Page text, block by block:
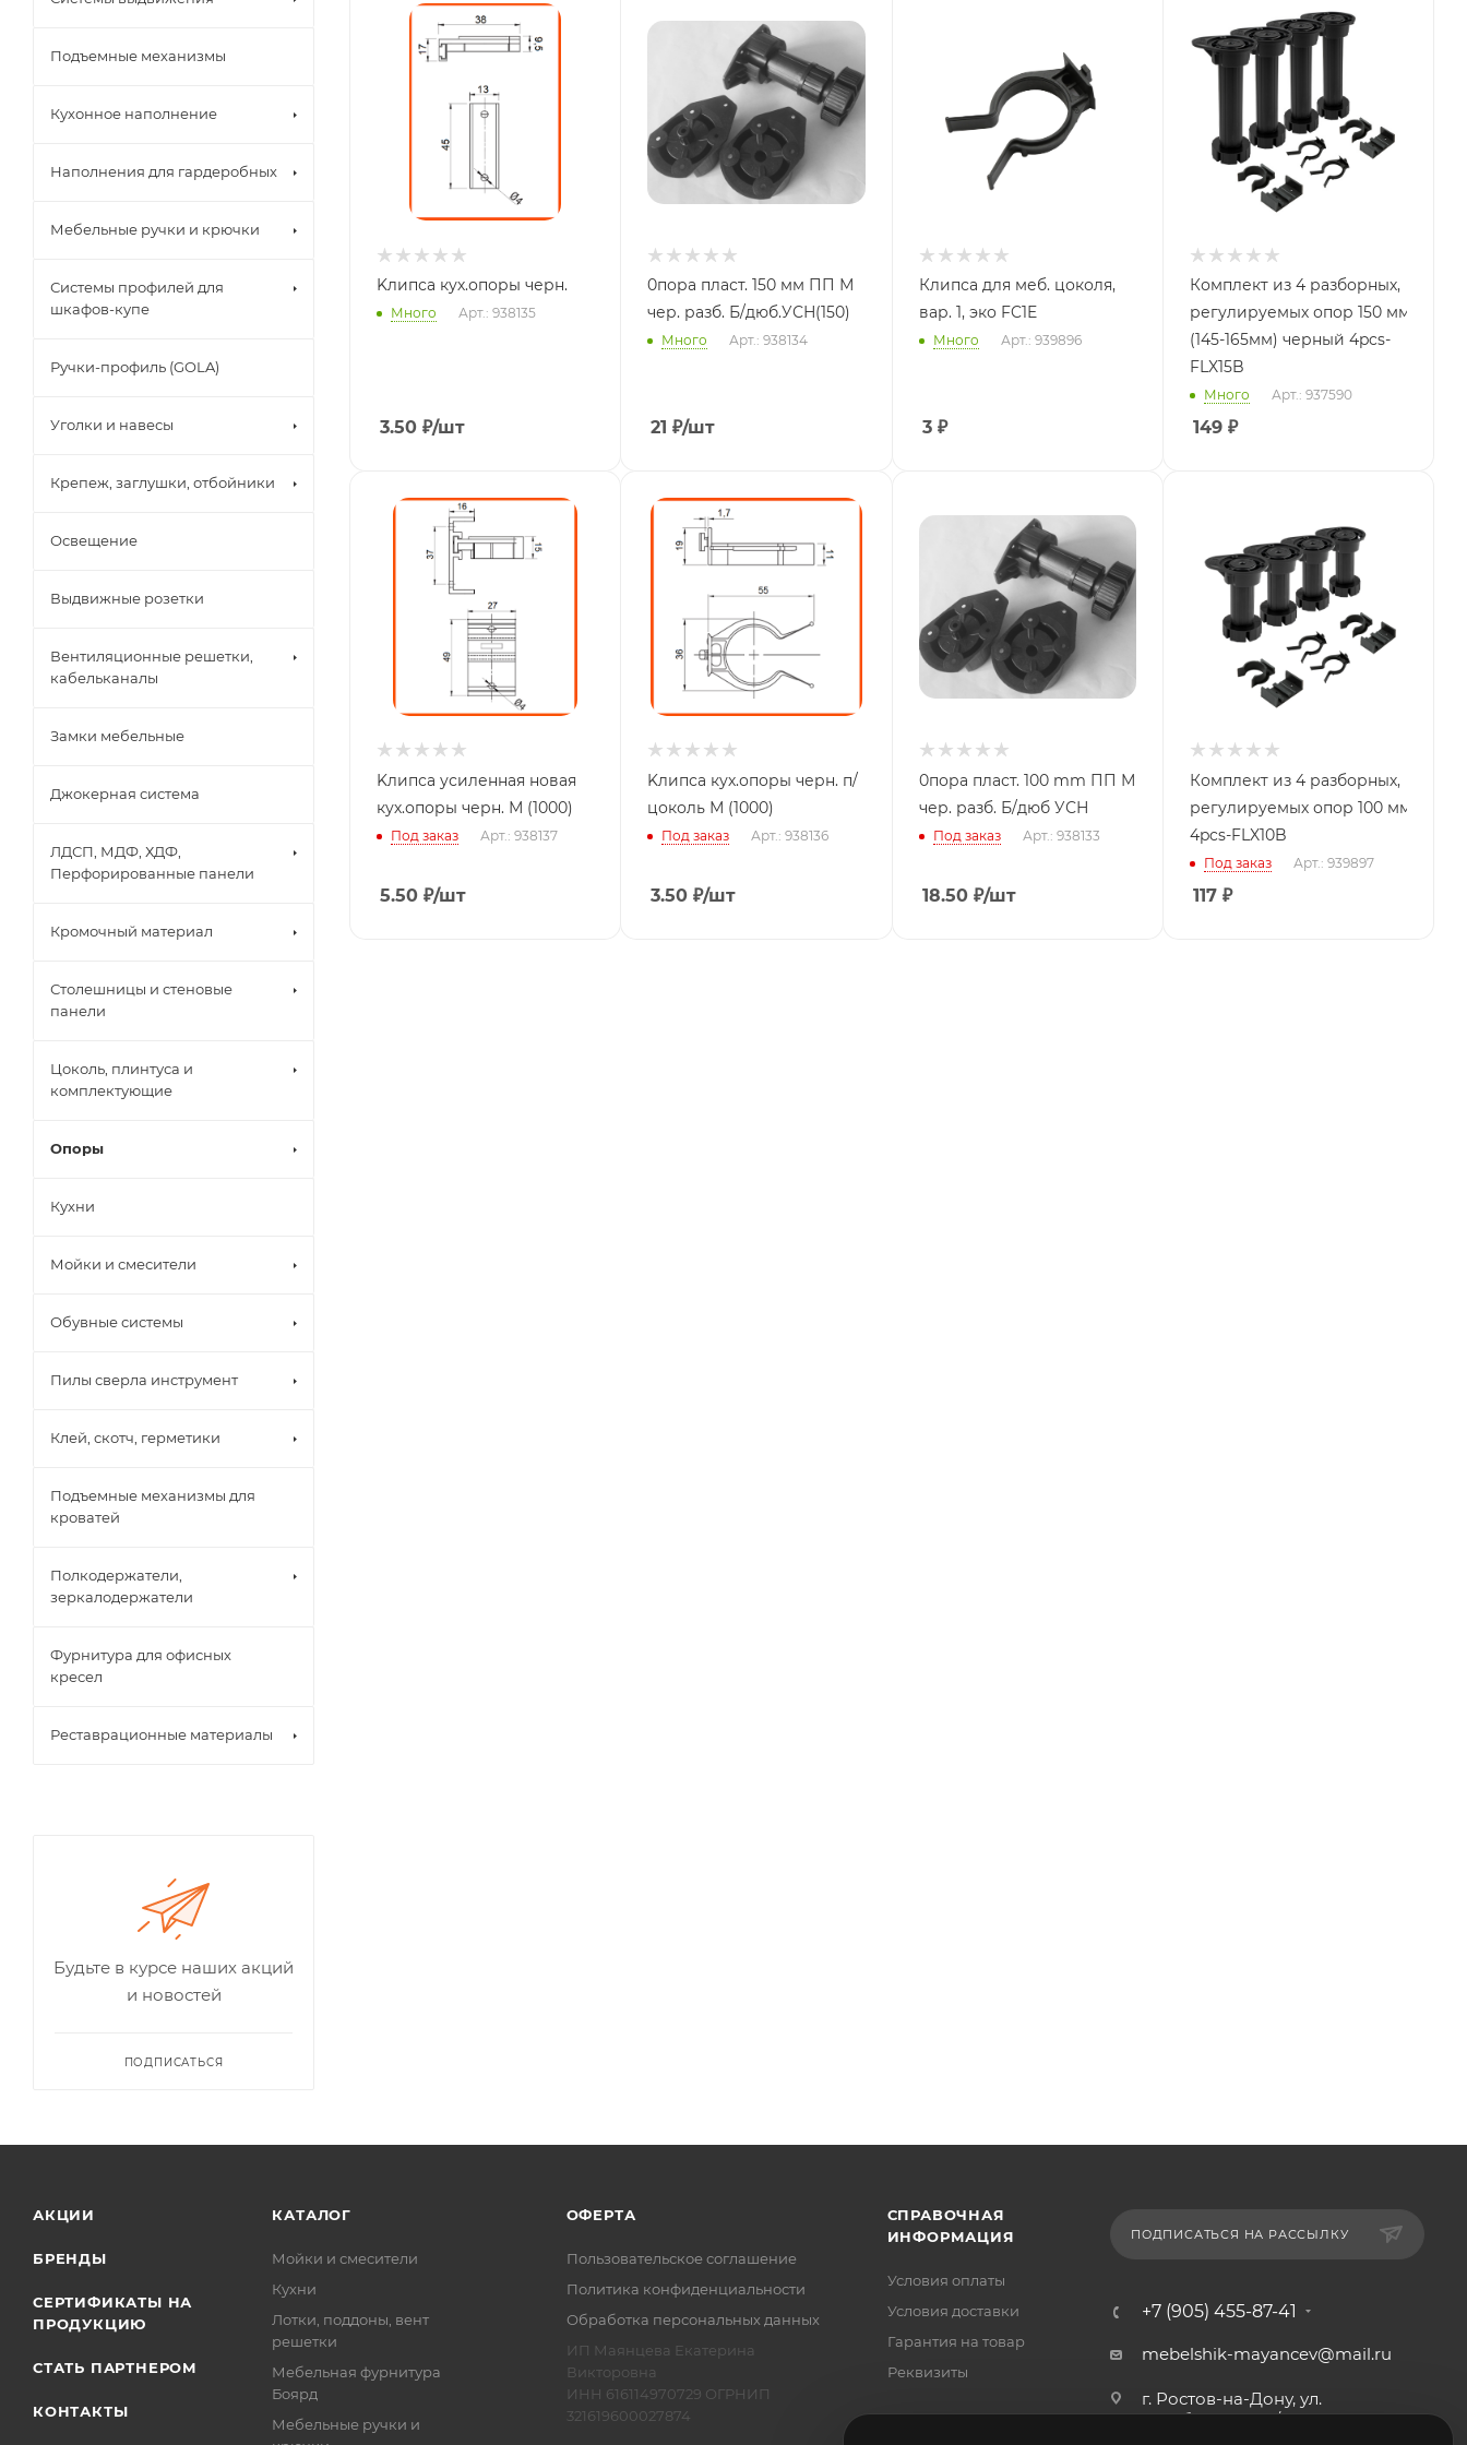
Kлипса кух.опоры черн.
Много Арт.: 938135
3.50 ₽/шт
0пора пласт. 150 мм ПП М
чер. разб. Б/дюб.УСН(150)
Много Арт.: 938134
21 ₽/шт
Клипса для меб. цоколя,
вар. 1, эко FC1E
Много Арт.: 939896
3₽
Комплект из 4 разборных,
регулируемых опор 150 мм с
(145-165мм) черный 4pcs-
FLX15B
Много Арт.: 937590
149₽
Kлипса усиленная новая
кух.опоры черн. М (1000)
Под заказ Арт.: 938137
5.50 ₽/шт
Kлипса кух.опоры черн. п/
цоколь М (1000)
Под заказ Арт.: 938136
3.50 ₽/шт
0пора пласт. 100 mm ПП М
чер. разб. Б/дюб УСН
Под заказ Арт.: 938133
18.50₽/шт
Комплект из 4 разборных,
регулируемых опор 100 мм с
4pcs-FLX10B
Под заказ Арт.: 939897
117₽
Подъемные механизмы
Кухонное наполнение
Наполнения для гардеробных
Мебельные ручки и крючки
Системы профилей для
шкафов-купе
Ручки-профиль (GOLA)
Уголки и навесы
Крепеж, заглушки, отбойники
Освещение
Выдвижные розетки
Вентиляционные решетки,
кабельканалы
Замки мебельные
Джокерная система
ЛДСП, МДФ, ХДФ,
Перфорированные панели
Кромочный материал
Столешницы и стеновые
панели
Цоколь, плинтуса и
комплектующие
Опоры
Кухни
Мойки и смесители
Обувные системы
Пилы сверла инструмент
Клей, скотч, герметики
Подъемные механизмы для
кроватей
Полкодержатели,
зеркалодержатели
Фурнитура для офисных
кресел
Реставрационные материалы
Будьте в курсе наших акций
и новостей
ПОДПИСАТЬСЯ
АКЦИИ
БРЕНДЫ
СЕРТИФИКАТЫ НА
ПРОДУКЦИЮ
СТАТЬ ПАРТНЕРОМ
КОНТАКТЫ
КАТАЛОГ
Мойки и смесители
Кухни
Лотки, поддоны, вент
решетки
Мебельная фурнитура
Боярд
Мебельные ручки и
ОФЕРТА
Пользовательское соглашение
Политика конфиденциальности
Обработка персональных данных
ИП Маянцева Екатерина
Викторовна
ИНН 616114970729 ОГРНИП
321619600027874
СПРАВОЧНАЯ
ИНФОРМАЦИЯ
Условия оплаты
Условия доставки
Гарантия на товар
Реквизиты
ПОДПИСАТЬСЯ НА РАССЫЛКУ
+7 (905) 455-87-41
mebelshik-mayancev@mail.ru
г. Ростов-на-Дону, ул.
Щербакова, 107/29